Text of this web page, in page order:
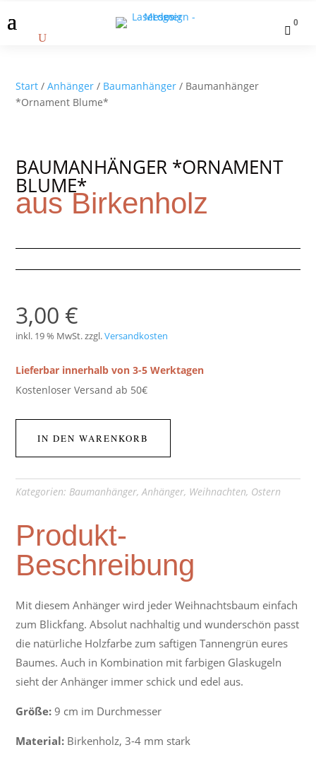

0
Start /Anhänger / Baumanhänger / Baumanhänger
*Ornament Blume*
BAUMANHÄNGER *ORNAMENT
BLUME*
aus Birkenholz
3,00 €
inkl. 19 % MwSt. zzgl.Versandkosten
Lieferbar innerhalb von 3-5 Werktagen
Kostenloser Versand ab 50€
IN DEN WARENKORB
Kategorien: Baumanhänger,Anhänger, Weihnachten, Ostern
Produkt-
Beschreibung
Mit diesem Anhänger wird jeder Weihnachtsbaum einfach
zum Blickfang. Absolut nachhaltig und wunderschön passt
die natürliche Holzfarbe zum saftigen Tannengrün eures
Baumes. Auch in Kombination mit farbigen Glaskugeln
sieht der Anhänger immer schick und edel aus.
Größe: 9 cm im Durchmesser
Material: Birkenholz, 3-4 mm stark